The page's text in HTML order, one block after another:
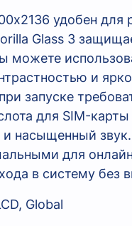
удобен для
Glass 3
можете
и
запуске
для SIM-
для
в систему без